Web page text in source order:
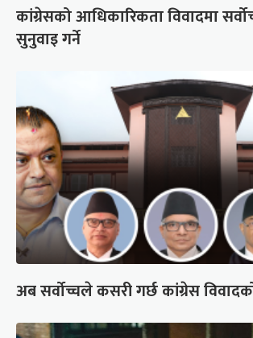
कांग्रेसको आधिकारिकता विवादमा
सुनुवाइ गर्ने
अब सर्वोच्चले कसरी गर्छ कांग्रेस